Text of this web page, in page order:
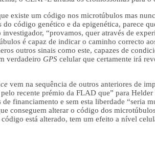
existe um código nos microtúbulos mas
código genético e da epigenética, parece
“provamos, quer através de
é capaz de indicar o caminho correcto
outros sinais como este, capazes de
verdadeiro GPS celular que certamente irá
vem na sequência de outros anteriores de
pelo recente prémio da FLAD que” para
de financiamento e sem esta liberdade “seria
conseguem alterar o código dos
está alterado, tem um efeito a nível